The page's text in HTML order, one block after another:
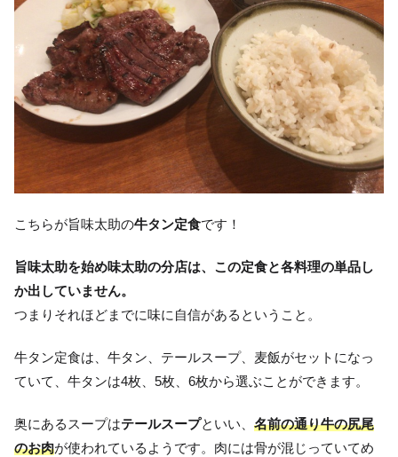
こちらが旨味太助の牛タン定食です！
旨味太助を始め味太助の分店は、この定食と各料理の単品し
か出していません。
つまりそれほどまでに味に自信があるということ。
牛タン定食は、牛タン、テールスープ、麦飯がセットになっ
ていて、牛タンは4枚、5枚、6枚から選ぶことができます。
奥にあるスープはテールスープといい、 名前の通り牛の尻尾
のお肉が使われているようです。肉には骨が混じっていてめ